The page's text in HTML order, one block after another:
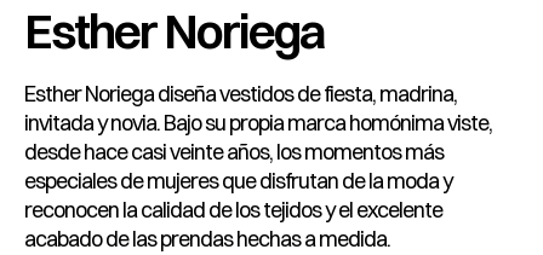
Esther Noriega
Esther Noriega diseña vestidos de fiesta, madrina,
invitada y novia. Bajo su propia marca homónima viste,
desde hace casi veinte años, los momentos más
especiales de mujeres que disfrutan de la moda y
reconocen la calidad de los tejidos y el excelente
acabado de las prendas hechas a medida.